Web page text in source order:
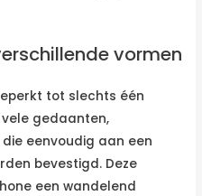
vormen
tot slechts één
gedaanten,
eenvoudig aan een
bevestigd. Deze
een wandelend